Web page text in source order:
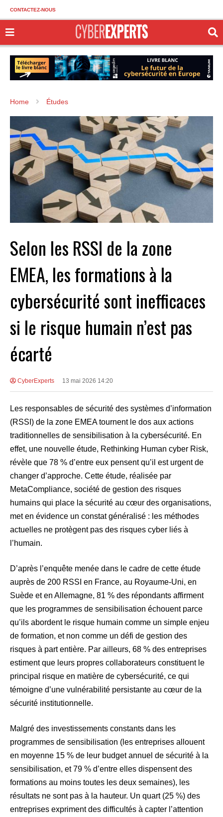
CONTACTEZ-NOUS
Home Études
Selon les RSSI de la zone
EMEA, les formations à la
cybersécurité sont inefficaces
si le risque humain n’est pas
écarté
CyberExperts 13 mai 2026 14:20
Les responsables de sécurité des systèmes d’information
(RSSI) de la zone EMEA tournent le dos aux actions
traditionnelles de sensibilisation à la cybersécurité. En
effet, une nouvelle étude, Rethinking Human cyber Risk,
révèle que 78 % d’entre eux pensent qu’il est urgent de
changer d’approche. Cette étude, réalisée par
MetaCompliance, société de gestion des risques
humains qui place la sécurité au cœur des organisations,
met en évidence un constat généralisé : les méthodes
actuelles ne protègent pas des risques cyber liés à
l’humain.
D’après l’enquête menée dans le cadre de cette étude
auprès de 200 RSSI en France, au Royaume-Uni, en
Suède et en Allemagne, 81 % des répondants affirment
que les programmes de sensibilisation échouent parce
qu’ils abordent le risque humain comme un simple enjeu
de formation, et non comme un défi de gestion des
risques à part entière. Par ailleurs, 68 % des entreprises
estiment que leurs propres collaborateurs constituent le
principal risque en matière de cybersécurité, ce qui
témoigne d’une vulnérabilité persistante au cœur de la
sécurité institutionnelle.
Malgré des investissements constants dans les
programmes de sensibilisation (les entreprises allouent
en moyenne 15 % de leur budget annuel de sécurité à la
sensibilisation, et 79 % d’entre elles dispensent des
formations au moins toutes les deux semaines), les
résultats ne sont pas à la hauteur. Un quart (25 %) des
entreprises expriment des difficultés à capter l’attention